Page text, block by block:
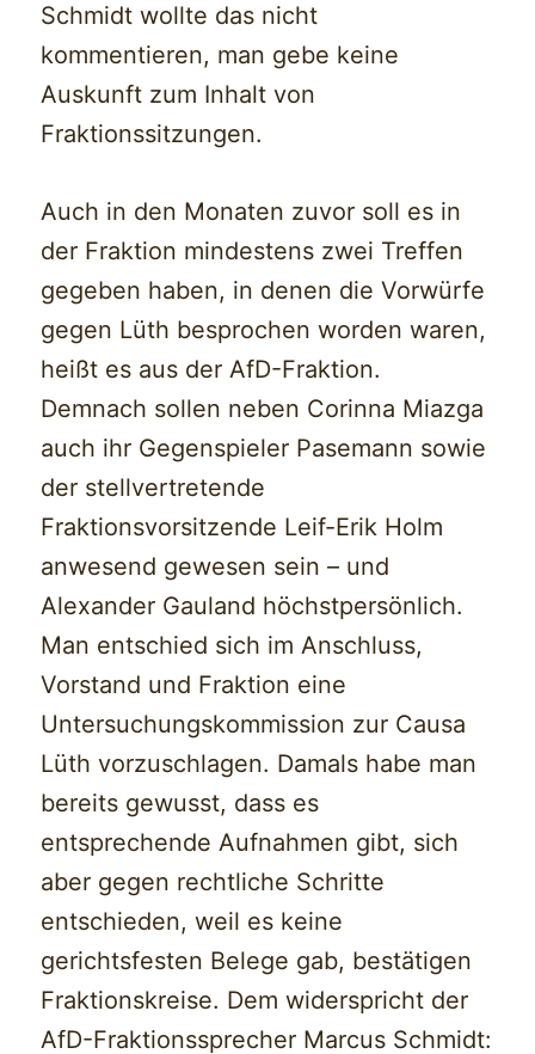
Schmidt wollte das nicht
kommentieren, man gebe keine
Auskunft zum Inhalt von
Fraktionssitzungen.
Auch in den Monaten zuvor soll es in
der Fraktion mindestens zwei Treffen
gegeben haben, in denen die Vorwürfe
gegen Lüth besprochen worden waren,
heißt es aus der AfD-Fraktion.
Demnach sollen neben Corinna Miazga
auch ihr Gegenspieler Pasemann sowie
der stellvertretende
Fraktionsvorsitzende Leif-Erik Holm
anwesend gewesen sein – und
Alexander Gauland höchstpersönlich.
Man entschied sich im Anschluss,
Vorstand und Fraktion eine
Untersuchungskommission zur Causa
Lüth vorzuschlagen. Damals habe man
bereits gewusst, dass es
entsprechende Aufnahmen gibt, sich
aber gegen rechtliche Schritte
entschieden, weil es keine
gerichtsfesten Belege gab, bestätigen
Fraktionskreise. Dem widerspricht der
AfD-Fraktionssprecher Marcus Schmidt: